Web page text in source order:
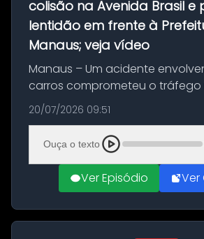
colisão na Avenida Brasil e
lentidão em frente à
Manaus; veja vídeo
Manaus – Um acidente
carros comprometeu o tráfego
Brasil durante a manhã desta
(20), em frente ao complexo da
Manaus, na Zona Oeste. A
20/07/2026 09:51
Ouça o texto
Ver Episódio Ver